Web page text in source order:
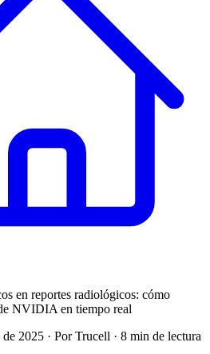
en reportes radiológicos: cómo
NVIDIA en tiempo real
de 2025 · Por Trucell · 8 min de lectura